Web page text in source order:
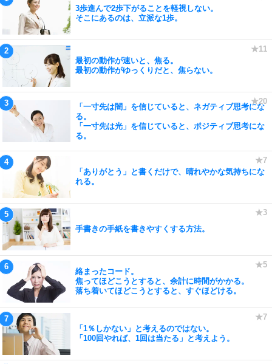
3歩進んで2歩下がることを軽視しない。
そこにあるのは、立派な1歩。
最初の動作が速いと、焦る。
最初の動作がゆっくりだと、焦らない。
「一寸先は闇」を信じていると、ネガティブ思考にな
る。
「一寸先は光」を信じていると、ポジティブ思考にな
る。
「ありがとう」と書くだけで、晴れやかな気持ちにな
れる。
手書きの手紙を書きやすくする方法。
絡まったコード。
焦ってほどこうとすると、余計に時間がかかる。
落ち着いてほどこうとすると、すぐほどける。
「1％しかない」と考えるのではない。
「100回やれば、1回は当たる」と考えよう。